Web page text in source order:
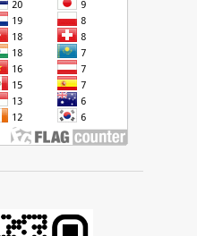
ECONOMIA
ESAME
ESPERIENZA
ETNICA EUROPA
FANTASIA